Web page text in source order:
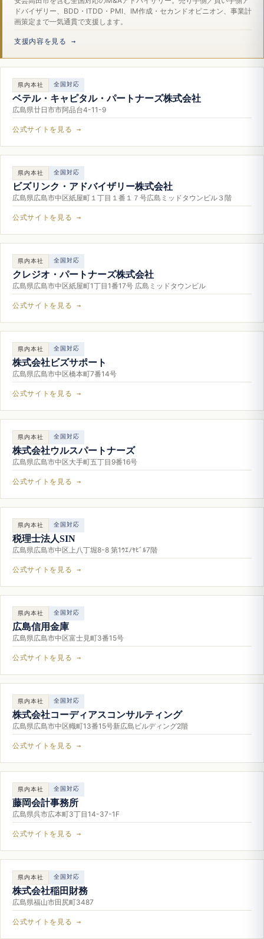
ドバイザリー、BDD・ITDD・PMI、IM作成・セカンドオピニオン、事業計
画策定まで一気通貫で支援します。
支援内容を見る →
県内本社 全国対応
ベテル・キャピタル・パートナーズ株式会社
広島県廿日市市阿品台4-11-9
公式サイトを見る →
県内本社 全国対応
ビズリンク・アドバイザリー株式会社
広島県広島市中区紙屋町１丁目１番１７号広島ミッドタウンビル３階
公式サイトを見る →
県内本社 全国対応
クレジオ・パートナーズ株式会社
広島県広島市中区紙屋町1丁目1番17号 広島ミッドタウンビル
公式サイトを見る →
県内本社 全国対応
株式会社ビズサポート
広島県広島市中区橋本町7番14号
公式サイトを見る →
県内本社 全国対応
株式会社ウルスパートナーズ
広島県広島市中区大手町五丁目9番16号
公式サイトを見る →
県内本社 全国対応
税理士法人SIN
広島県広島市中区上八丁堀8-8 第1ｳｴﾉﾔﾋﾞﾙ7階
公式サイトを見る →
県内本社 全国対応
広島信用金庫
広島県広島市中区富士見町3番15号
公式サイトを見る →
県内本社 全国対応
株式会社コーディアスコンサルティング
広島県広島市中区幟町13番15号新広島ビルディング2階
公式サイトを見る →
県内本社 全国対応
藤岡会計事務所
広島県呉市広本町3丁目14-37-1F
公式サイトを見る →
県内本社 全国対応
株式会社稲田財務
広島県福山市田尻町3487
公式サイトを見る →